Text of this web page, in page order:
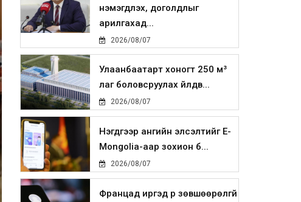
нэмэгдүүлэх, доголдлыг
арилгахад...
2026/08/07
Улаанбаатарт хоногт 250 м³
лаг боловсруулах үйлдв...
2026/08/07
Нэгдүгээр ангийн элсэлтийг E-
Mongolia-аар зохион б...
2026/08/07
Францад иргэд рүү зөвшөөрөлгүй